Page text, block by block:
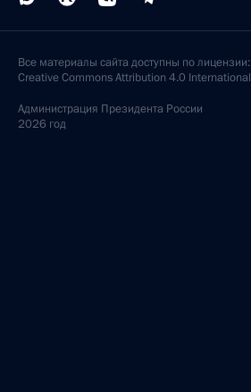
Все материалы сайта доступны по лицензии:
Creative Commons Attribution 4.0 International
Администрация Президента России
2026 год